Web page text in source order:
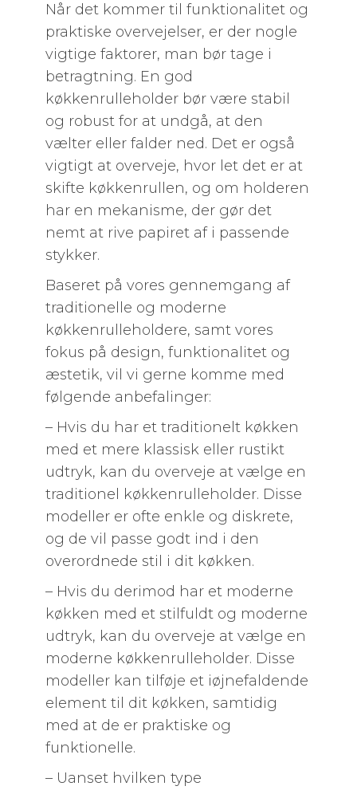
Når det kommer til funktionalitet og
praktiske overvejelser, er der nogle
vigtige faktorer, man bør tage i
betragtning. En god
køkkenrulleholder bør være stabil
og robust for at undgå, at den
vælter eller falder ned. Det er også
vigtigt at overveje, hvor let det er at
skifte køkkenrullen, og om holderen
har en mekanisme, der gør det
nemt at rive papiret af i passende
stykker.
Baseret på vores gennemgang af
traditionelle og moderne
køkkenrulleholdere, samt vores
fokus på design, funktionalitet og
æstetik, vil vi gerne komme med
følgende anbefalinger:
– Hvis du har et traditionelt køkken
med et mere klassisk eller rustikt
udtryk, kan du overveje at vælge en
traditionel køkkenrulleholder. Disse
modeller er ofte enkle og diskrete,
og de vil passe godt ind i den
overordnede stil i dit køkken.
– Hvis du derimod har et moderne
køkken med et stilfuldt og moderne
udtryk, kan du overveje at vælge en
moderne køkkenrulleholder. Disse
modeller kan tilføje et iøjnefaldende
element til dit køkken, samtidig
med at de er praktiske og
funktionelle.
– Uanset hvilken type